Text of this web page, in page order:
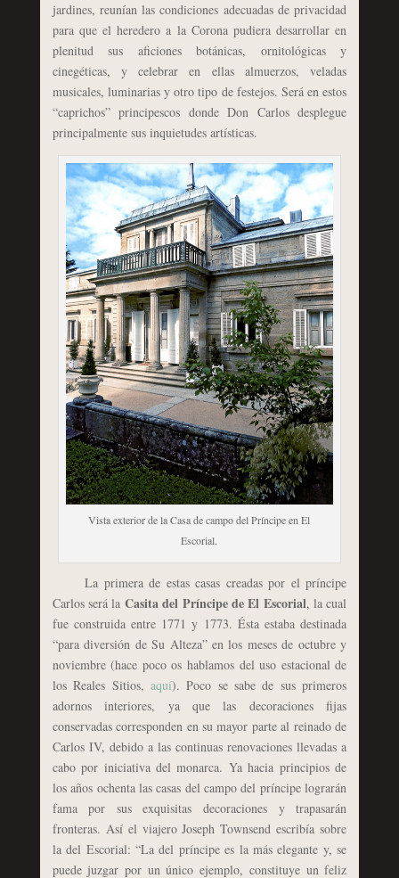
jardines, reunían las condiciones adecuadas de privacidad
para que el heredero a la Corona pudiera desarrollar en
plenitud sus aficiones botánicas, ornitológicas y
cinegéticas, y celebrar en ellas almuerzos, veladas
musicales, luminarias y otro tipo de festejos. Será en estos
“caprichos” principescos donde Don Carlos desplegue
principalmente sus inquietudes artísticas.
Vista exterior de la Casa de campo del Príncipe en El
Escorial.
La primera de estas casas creadas por el príncipe
Carlos será la Casita del Príncipe de El Escorial, la cual
fue construida entre 1771 y 1773. Ésta estaba destinada
“para diversión de Su Alteza” en los meses de octubre y
noviembre (hace poco os hablamos del uso estacional de
los Reales Sitios, aquí). Poco se sabe de sus primeros
adornos interiores, ya que las decoraciones fijas
conservadas corresponden en su mayor parte al reinado de
Carlos IV, debido a las continuas renovaciones llevadas a
cabo por iniciativa del monarca. Ya hacia principios de
los años ochenta las casas del campo del príncipe lograrán
fama por sus exquisitas decoraciones y trapasarán
fronteras. Así el viajero Joseph Townsend escribía sobre
la del Escorial: “La del príncipe es la más elegante y, se
puede juzgar por un único ejemplo, constituye un feliz